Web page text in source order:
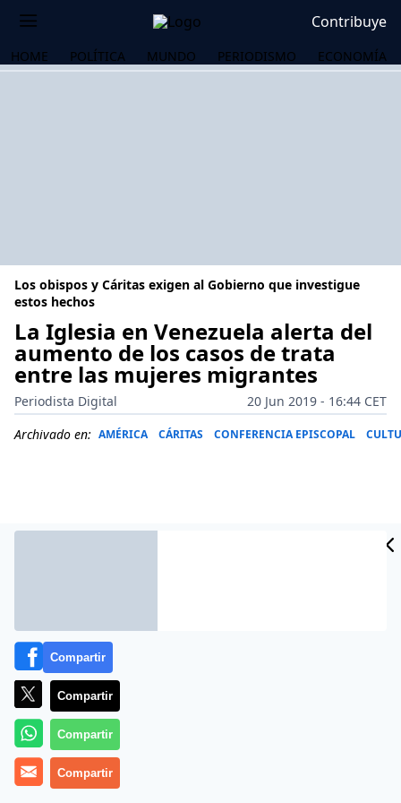
Contribuye
HOME POLÍTICA MUNDO PERIODISMO ECONOMÍA
Los obispos y Cáritas exigen al Gobierno que investigue
estos hechos
La Iglesia en Venezuela alerta del
aumento de los casos de trata
entre las mujeres migrantes
Periodista Digital
20 Jun 2019 - 16:44 CET
Archivado en: AMÉRICA CÁRITAS CONFERENCIA EPISCOPAL
Más información
Compartir
Compartir
Compartir
Compartir